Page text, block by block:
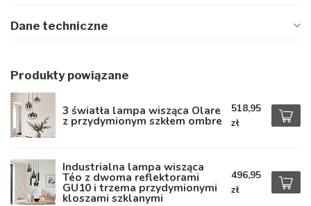
Dane techniczne
Produkty powiązane
3 światła lampa wisząca Olare
z przydymionym szkłem ombre
518,95
zł
Industrialna lampa wisząca
Téo z dwoma reflektorami
GU10 i trzema przydymionymi
kloszami szklanymi
496,95
zł